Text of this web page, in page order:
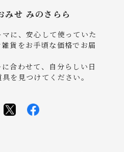
せ みのさらら
に、安心して使っていた
貨をお手頃な価格でお届
合わせて、自分らしい日
を見つけてください。